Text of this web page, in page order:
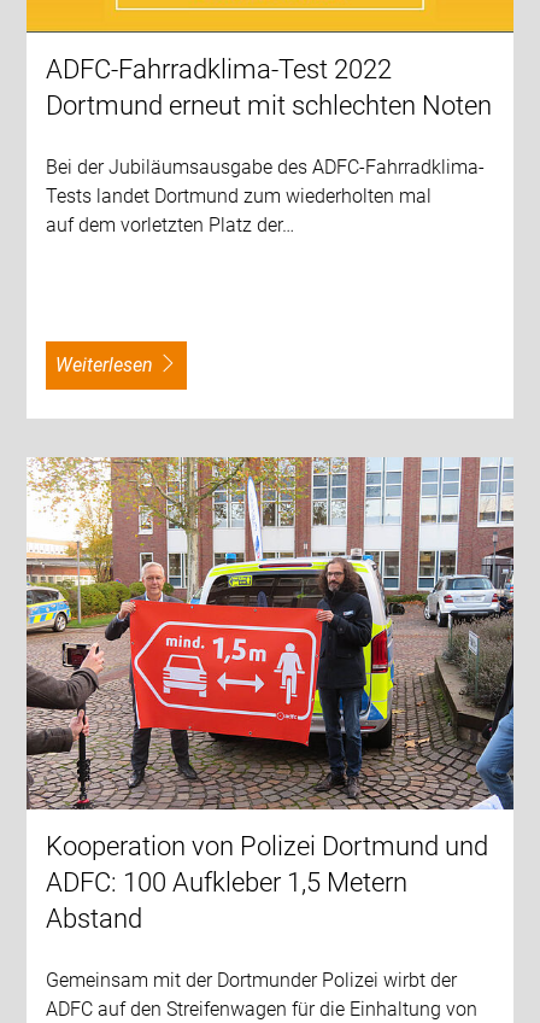
ADFC-Fahrradklima-Test 2022
Dortmund erneut mit schlechten Noten
Bei der Jubiläumsausgabe des ADFC-Fahrradklima-
Tests landet Dortmund zum wiederholten mal
auf dem vorletzten Platz der…
weiterlesen
Kooperation von Polizei Dortmund und
ADFC: 100 Aufkleber 1,5 Metern
Abstand
Gemeinsam mit der Dortmunder Polizei wirbt der
ADFC auf den Streifenwagen für die Einhaltung von